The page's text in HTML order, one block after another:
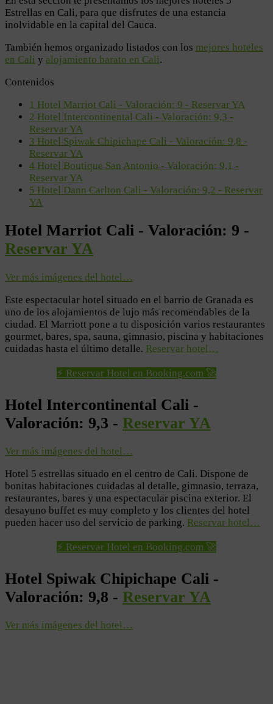
Estrellas en Cali, para que disfrutes de una estancia
inolvidable en la capital del Cauca.
También hemos organizado listados con los mejores hoteles
en Cali y alojamiento barato en Cali.
Contenidos
1 Hotel Marriot Cali - Valoración: 9 - Reservar YA
2 Hotel Intercontinental Cali - Valoración: 9,3 -
Reservar YA
3 Hotel Spiwak Chipichape Cali - Valoración: 9,8 -
Reservar YA
4 Hotel Boutique San Antonio - Valoración: 9,1 -
Reservar YA
5 Hotel Dann Carlton Cali - Valoración: 9,2 - Reservar
YA
Hotel Marriot Cali - Valoración: 9 -
Reservar YA
Ver más imágenes del hotel…
Este espectacular hotel situado en el barrio de Granada es
uno de los alojamientos de lujo más recomendables de la
ciudad. El Marriott pone a tu disposición varios restaurantes
gourmet, bares, spa, sauna, gimnasio, piscina y habitaciones
cuidadas hasta el último detalle. Reservar hotel…
⚡ Reservar Hotel en Booking.com 🚀
Hotel Intercontinental Cali -
Valoración: 9,3 - Reservar YA
Ver más imágenes del hotel…
Hotel 5 estrellas situado en el centro de Cali. Dispone de
bonitas habitaciones cuidadas al detalle, gimnasio, terraza,
restaurantes, bares y una espectacular piscina exterior. El
desayuno buffet es muy completo y los clientes del hotel
pueden hacer uso del servicio de parking. Reservar hotel…
⚡ Reservar Hotel en Booking.com 🚀
Hotel Spiwak Chipichape Cali -
Valoración: 9,8 - Reservar YA
Ver más imágenes del hotel…